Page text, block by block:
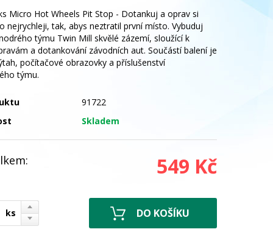
Micro Hot Wheels Pit Stop - Dotankuj a oprav si
nejrychleji, tak, abys neztratil první místo. Vybuduj
týmu Twin Mill skvělé zázemí, sloužící k
a dotankování závodních aut. Součástí balení je
počítačové obrazovky a příslušenství
týmu.
91722
Skladem
549 Kč
ks